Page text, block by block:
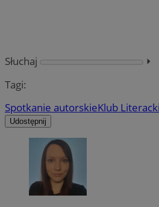
Słuchaj
⏵︎
Tagi:
Spotkanie autorskieKlub Literacki
Udostępnij